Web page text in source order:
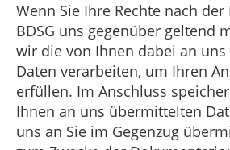
Wenn Sie Ihre Rechte nach der
BDSG uns gegenüber geltend
wir die von Ihnen dabei an
Daten verarbeiten, um Ihren
erfüllen. Im Anschluss
Ihnen an uns übermittelten
uns an Sie im Gegenzug